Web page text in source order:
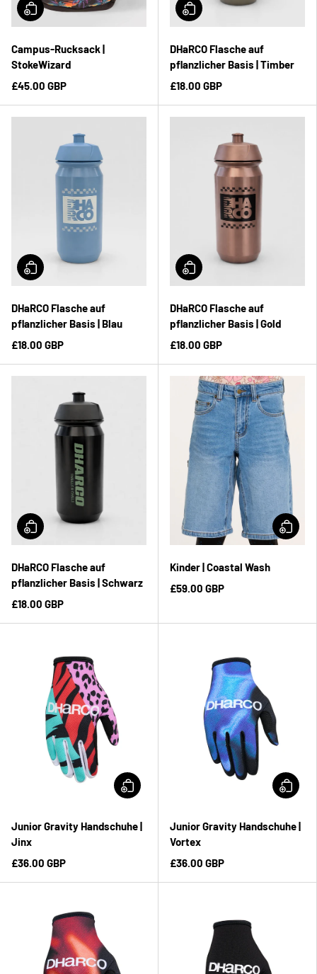
Campus-Rucksack |
StokeWizard
£45.00 GBP
DHaRCO Flasche auf
pflanzlicher Basis | Timber
£18.00 GBP
DHaRCO Flasche auf
pflanzlicher Basis | Blau
£18.00 GBP
DHaRCO Flasche auf
pflanzlicher Basis | Gold
£18.00 GBP
DHaRCO Flasche auf
pflanzlicher Basis | Schwarz
£18.00 GBP
Kinder | Coastal Wash
£59.00 GBP
Junior Gravity Handschuhe |
Jinx
£36.00 GBP
Junior Gravity Handschuhe |
Vortex
£36.00 GBP